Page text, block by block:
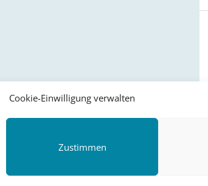
Cookie-Einwilligung verwalten
Zustimmen